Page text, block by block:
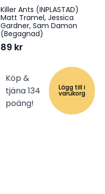
Killer Ants (INPLASTAD)
Matt Tramel, Jessica
Gardner, Sam Damon
(Begagnad)
89 kr
Köp &
tjäna 134
poäng!
Lägg till i
varukorg